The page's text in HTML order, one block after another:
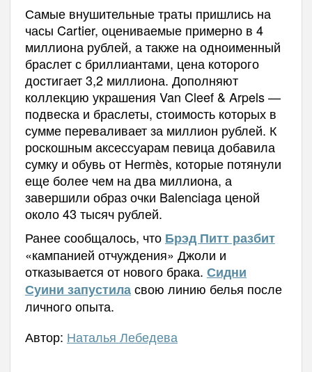
Самые внушительные траты пришлись на
часы Cartier, оцениваемые примерно в 4
миллиона рублей, а также на одноименный
браслет с бриллиантами, цена которого
достигает 3,2 миллиона. Дополняют
коллекцию украшения Van Cleef & Arpels —
подвеска и браслеты, стоимость которых в
сумме переваливает за миллион рублей. К
роскошным аксессуарам певица добавила
сумку и обувь от Hermès, которые потянули
еще более чем на два миллиона, а
завершили образ очки Balenciaga ценой
около 43 тысяч рублей.
Ранее сообщалось, что Брэд Питт разбит
«кампанией отчуждения» Джоли и
отказывается от нового брака. Сидни
Суини запустиласвою линию белья после
личного опыта.
Автор: Наталья Лебедева